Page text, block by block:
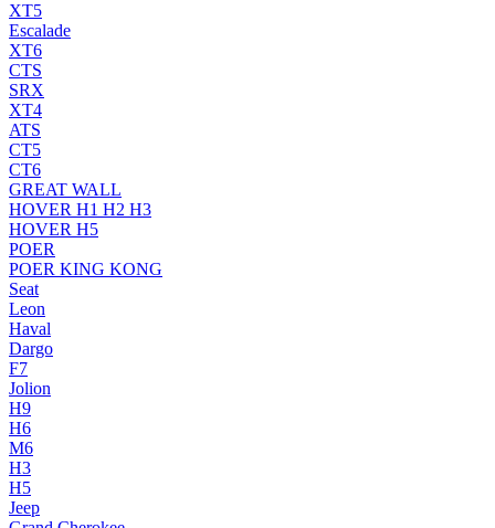
XT5
Escalade
XT6
CTS
SRX
XT4
ATS
CT5
CT6
GREAT WALL
HOVER H1 H2 H3
HOVER H5
POER
POER KING KONG
Seat
Leon
Haval
Dargo
F7
Jolion
H9
H6
M6
H3
H5
Jeep